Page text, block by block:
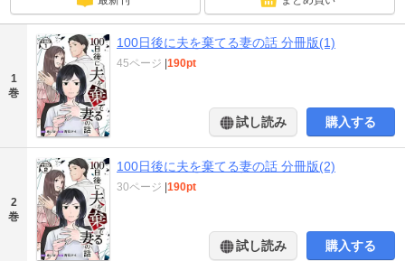
1
巻
100日後に夫を棄てる妻の話 分冊版(1)
45ページ |190pt
試し読み 購入する
2
巻
100日後に夫を棄てる妻の話 分冊版(2)
30ページ |190pt
試し読み 購入する